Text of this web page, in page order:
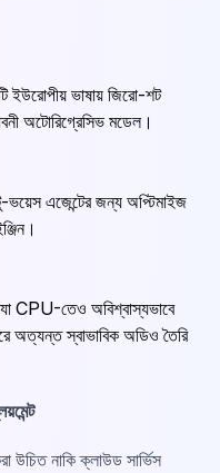
ইউরোপীয় ভাষায় জিরো-শট
অটোরিগ্রেসিভ মডেল।
এজেন্টের জন্য অপ্টিমাইজ
যা CPU-তেও অবিশ্বাস্যভাবে
অত্যন্ত স্বাভাবিক অডিও তৈরি
উচিত নাকি ক্লাউড সার্ভিস